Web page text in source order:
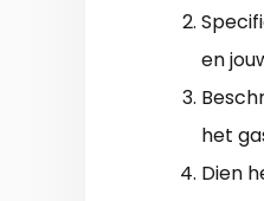
en
het
Dien